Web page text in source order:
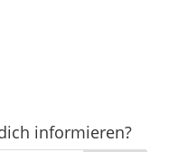
informieren?